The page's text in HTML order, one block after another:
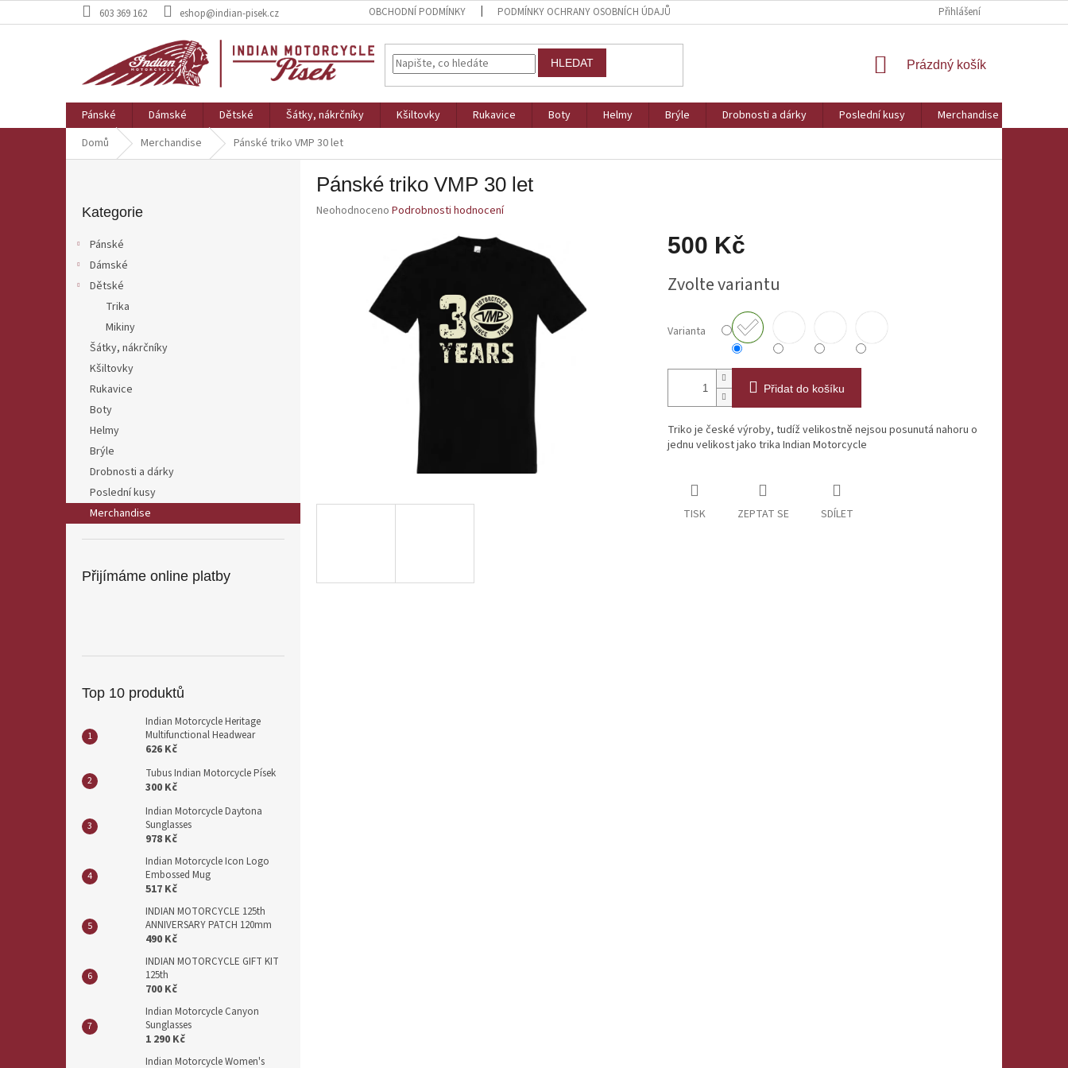
na
603 369 162 eshop@indian-pisek.cz OBCHODNÍ PODMÍNKY PODMÍNKY OCHRANY OSOBNÍCH ÚDAJŮ Přihlášení
HLEDAT
NÁKUPNÍ
Prázdný košík
Pánské Dámské Dětské Šátky, nákrčníky Kšiltovky Rukavice Boty Helmy Brýle Drobnosti a dárky Poslední kusy Merchandise
Domů
Merchandise Pánské triko VMP 30 let
kategorie
Kategorie
Pánské
Dámské
Dětské
Trika
Mikiny
Šátky, nákrčníky
Kšiltovky
Rukavice
Boty
Helmy
Brýle
Drobnosti a dárky
Poslední kusy
Merchandise
Přijímáme online platby
Top 10 produktů
Indian Motorcycle Heritage
Multifunctional Headwear
626 Kč
Tubus Indian Motorcycle Písek
300 Kč
Indian Motorcycle Daytona
Sunglasses
978 Kč
Indian Motorcycle Icon Logo
Embossed Mug
517 Kč
INDIAN MOTORCYCLE 125th
ANNIVERSARY PATCH 120mm
490 Kč
INDIAN MOTORCYCLE GIFT KIT
125th
700 Kč
Indian Motorcycle Canyon
Sunglasses
1 290 Kč
Indian Motorcycle Women's
Pánské triko VMP 30 let
Průměrné
Neohodnoceno Podrobnosti hodnocení
500 Kč
cena:
Zvolte variantu
Varianta
Přidat do košíku
Triko je české výroby, tudíž velikostně nejsou posunutá nahoru o
jednu velikost jako trika Indian Motorcycle
TISK ZEPTAT SE SDÍLET